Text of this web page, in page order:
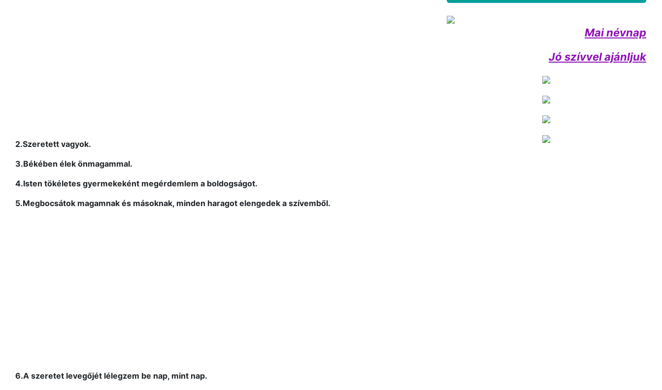
2.Szeretett vagyok.
3.Békében élek önmagammal.
4.Isten tökéletes gyermekeként megérdemlem a boldogságot.
5.Megbocsátok magamnak és másoknak, minden haragot elengedek a szívemből.
6.A szeretet levegőjét lélegzem be nap, mint nap.
Mai névnap
Jó szívvel ajánljuk